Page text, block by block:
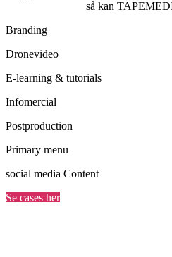
så kan
Branding
Dronevideo
E-learning & tutorials
Infomercial
Postproduction
Primary menu
social media Content
Se cases her